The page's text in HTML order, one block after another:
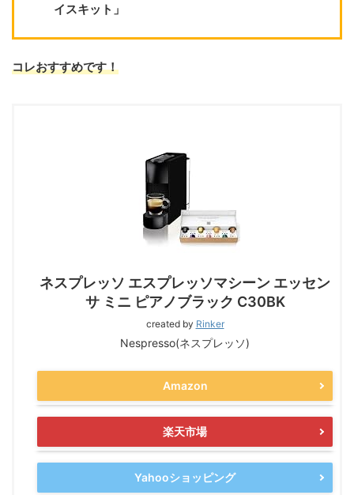
イスキット」
コレおすすめです！
ネスプレッソ エスプレッソマシーン エッセン
サ ミニ ピアノブラック C30BK
created by Rinker
Nespresso(ネスプレッソ)
Amazon
楽天市場
Yahooショッピング